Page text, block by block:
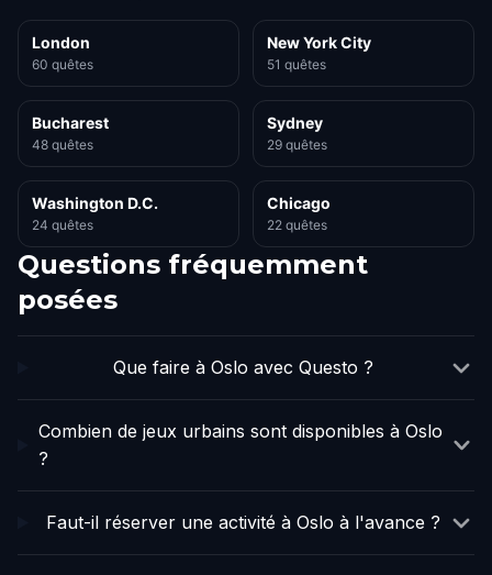
London
60 quêtes
New York City
51 quêtes
Bucharest
48 quêtes
Sydney
29 quêtes
Washington D.C.
24 quêtes
Chicago
22 quêtes
Questions fréquemment
posées
Que faire à Oslo avec Questo ?
Combien de jeux urbains sont disponibles à Oslo
?
Faut-il réserver une activité à Oslo à l'avance ?